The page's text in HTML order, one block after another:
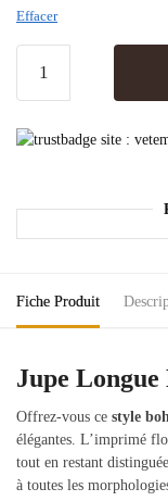
Effacer
Fiche Produit
Jupe
Offrez-vous ce style
élégantes. L’imprimé
tout en restant
à toutes les